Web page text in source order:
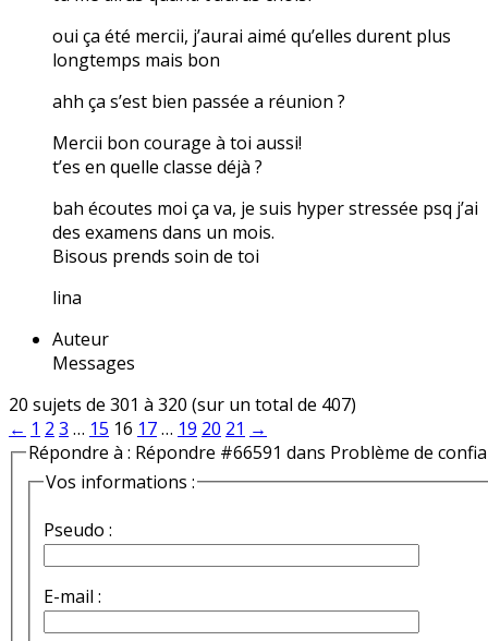
oui ça été mercii, j’aurai aimé qu’elles durent plus
longtemps mais bon
ahh ça s’est bien passée a réunion ?
Mercii bon courage à toi aussi!
t’es en quelle classe déjà ?
bah écoutes moi ça va, je suis hyper stressée psq j’ai
des examens dans un mois.
Bisous prends soin de toi
lina
Auteur
Messages
20 sujets de 301 à 320 (sur un total de 407)
← 1 2 3 … 15 16 17… 19 20 21 →
Répondre à : Répondre #66591 dans Problème de
Vos informations :
Pseudo :
E-mail :